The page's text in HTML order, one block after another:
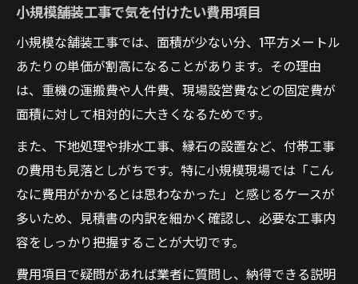
小規模舗装工事で気を付けたい費用項目
小規模な舗装工事では、面積が少ない分、1平方メートル
あたりの単価が割高になることがあります。その理由
は、重機の運搬費や人件費、現場設営費などの固定費が
面積に対して相対的に大きくなるためです。
また、下地処理や排水工事、縁石の設置など、付帯工事
の費用も見落としがちです。特に小規模現場では「こん
なに費用がかかるとは思わなかった」と感じるケースが
多いため、見積書の内訳を細かく確認し、必要な工事内
容をしっかり把握することが大切です。
費用項目で疑問があれば業者に質問し、納得できる説明